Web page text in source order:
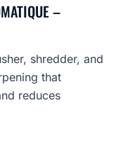
–
shredder, and
that
reduces